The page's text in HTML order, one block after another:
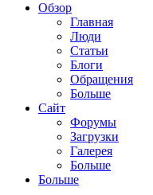
Обзор
Главная
Люди
Статьи
Блоги
Обращения
Больше
Сайт
Форумы
Загрузки
Галерея
Больше
Больше